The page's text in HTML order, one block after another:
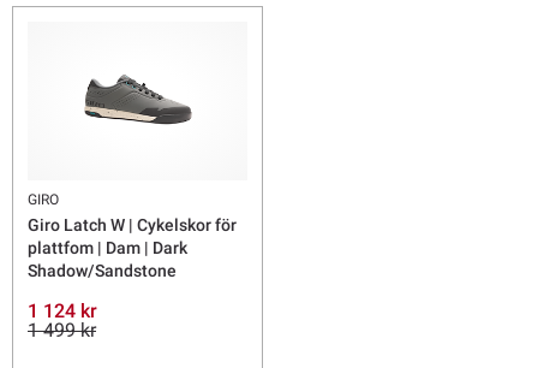
GIRO
Giro Latch W | Cykelskor för
plattfom | Dam | Dark
Shadow/Sandstone
1 124 kr
1 499 kr